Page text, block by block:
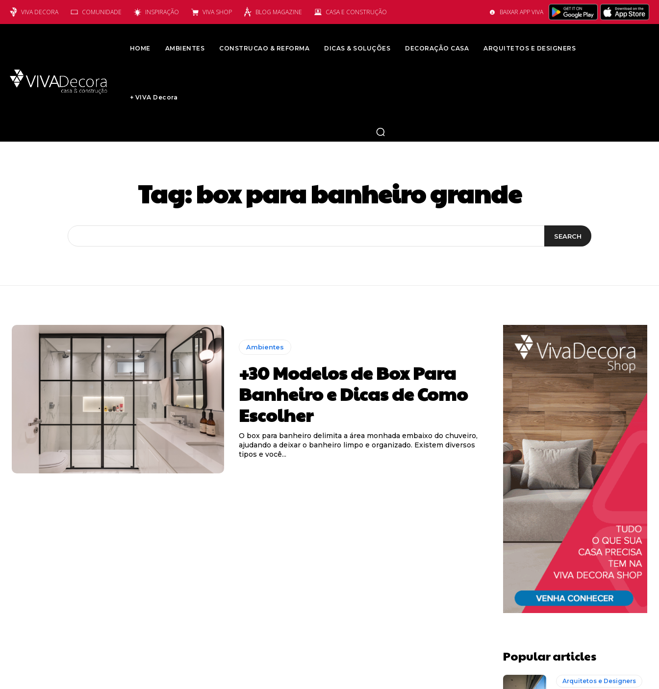
VIVA DECORA COMUNIDADE INSPIRAÇÃO VIVA SHOP BLOG MAGAZINE CASA E CONSTRUÇÃO BAIXAR APP VIVA
HOME AMBIENTES CONSTRUCAO & REFORMA DICAS & SOLUÇÕES DECORAÇÃO CASA ARQUITETOS E DESIGNERS
+ VIVA Decora
Tag:box para banheiro grande
SEARCH
Ambientes
+30 Modelos de Box Para
Banheiro e Dicas de Como
Escolher
O box para banheiro delimita a área monhada embaixo do chuveiro,
ajudando a deixar o banheiro limpo e organizado. Existem diversos
tipos e você...
Popular articles
Arquitetos e Designers